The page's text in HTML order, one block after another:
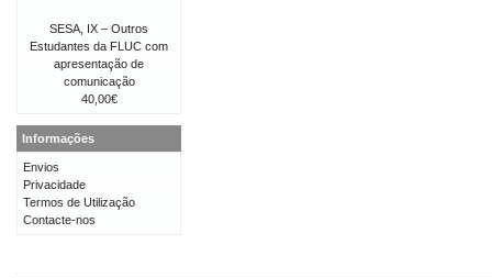
SESA, IX – Outros
Estudantes da FLUC com
apresentação de
comunicação
40,00€
Informações
Envios
Privacidade
Termos de Utilização
Contacte-nos